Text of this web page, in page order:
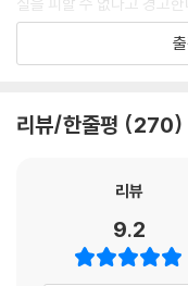
타일러는 경제적 외부 효
값을 외면한 가격이 우리에
배출 저감을 실천하는 기
구해야 한다고 주장한다.
리뷰/한줄평 270
리뷰
9.2